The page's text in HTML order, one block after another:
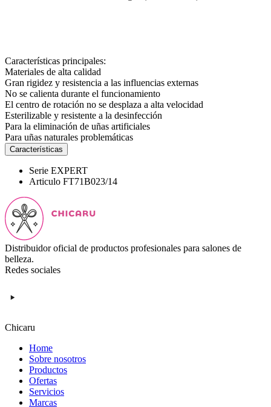
Características principales:
Materiales de alta calidad
Gran rigidez y resistencia a las influencias externas
No se calienta durante el funcionamiento
El centro de rotación no se desplaza a alta velocidad
Esterilizable y resistente a la desinfección
Para la eliminación de uñas artificiales
Para uñas naturales problemáticas
Características
Serie EXPERT
Articulo FT71B023/14
Distribuidor oficial de productos profesionales para salones de
belleza.
Redes sociales
Chicaru
Home
Sobre nosotros
Productos
Ofertas
Servicios
Marcas